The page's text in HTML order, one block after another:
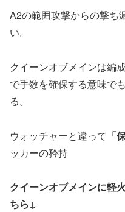
A2の範囲攻撃からの撃ち
い。
クイーンオブメインは編
で手数を確保する意味でも
る。
ウォッチャーと違って 「
ッカーの矜持
クイーンオブメインに軽
ちら↓